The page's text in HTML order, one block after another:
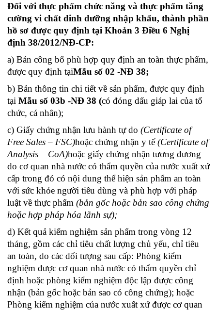
Đối với thực phẩm chức năng và thực phẩm tăng
cường vi chất dinh dưỡng nhập khẩu, thành phần
hồ sơ được quy định tại Khoản 3 Điều 6 Nghị
định 38/2012/NĐ-CP:
a) Bản công bố phù hợp quy định an toàn thực phẩm,
được quy định tạiMẫu số 02 -NĐ 38;
b) Bản thông tin chi tiết về sản phẩm, được quy định
tại Mẫu số 03b -NĐ 38 (có đóng dấu giáp lai của tổ
chức, cá nhân);
c) Giấy chứng nhận lưu hành tự do (Certificate of
Free Sales – FSC)hoặc chứng nhận y tế(Certificate of
Analysis – CoA)hoặc giấy chứng nhận tương đương
do cơ quan nhà nước có thẩm quyền của nước xuất xứ
cấp trong đó có nội dung thể hiện sản phẩm an toàn
với sức khỏe người tiêu dùng và phù hợp với pháp
luật về thực phẩm (bản gốc hoặc bản sao công chứng
hoặc hợp pháp hóa lãnh sự);
d) Kết quả kiểm nghiệm sản phẩm trong vòng 12
tháng, gồm các chỉ tiêu chất lượng chủ yếu, chỉ tiêu
an toàn, do các đối tượng sau cấp: Phòng kiểm
nghiệm được cơ quan nhà nước có thẩm quyền chỉ
định hoặc phòng kiểm nghiệm độc lập được công
nhận (bản gốc hoặc bản sao có công chứng); hoặc
Phòng kiểm nghiệm của nước xuất xứ được cơ quan